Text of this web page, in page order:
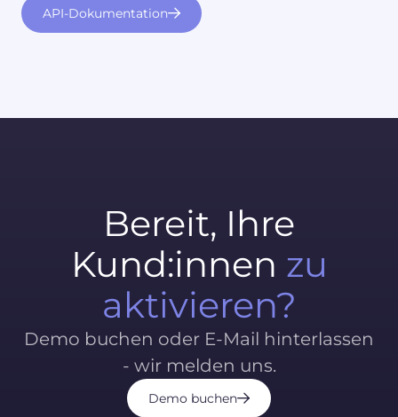
API-Dokumentation
Bereit, Ihre
Kund:innen zu
aktivieren?
Demo buchen oder E-Mail hinterlassen
- wir melden uns.
Demo buchen